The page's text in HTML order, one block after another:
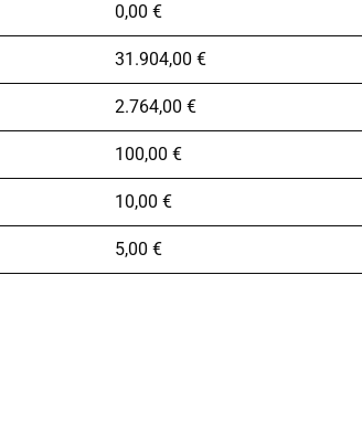
0,00 €
31.904,00 €
2.764,00 €
100,00 €
10,00 €
5,00 €